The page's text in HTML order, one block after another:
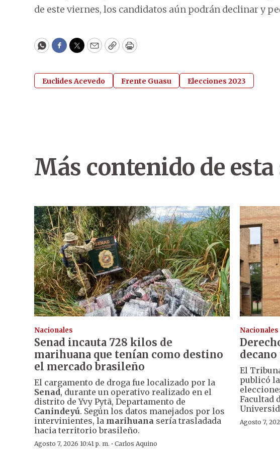
de este viernes, los candidatos aún podrán declinar y
WhatsApp
Facebook
Twitter
EmailCopyPrint
Euclides Acevedo Frente Guasu Elecciones 2023
Más contenido de
Nacionales
Senad incauta 728 kilos de
marihuana que tenían como destino
el mercado brasileño
El cargamento de droga fue localizado por la
Senad, durante un operativo realizado en el
distrito de Yvy Pytã, Departamento de
Canindeyú. Según los datos manejados por los
intervinientes, la marihuana sería trasladada
hacia territorio brasileño.
Agosto 7, 2026 10:41 p. m. · Carlos Aquino
Nacionales
El
publicó
Facultad
Agosto 7,